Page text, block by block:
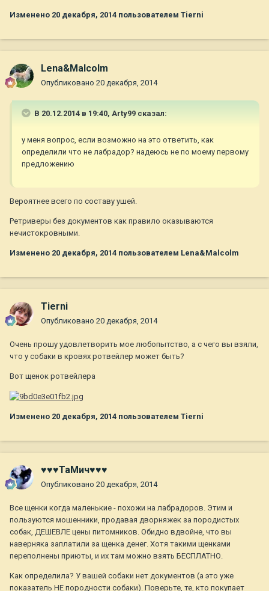
Изменено 20 декабря, 2014 пользователем Tierni
Lena&Malcolm
Опубликовано 20 декабря, 2014
В 20.12.2014 в 19:40, Arty99 сказал:
у меня вопрос, если возможно на это ответить, как
определили что не лабрадор? надеюсь не по моему первому
предложению
Вероятнее всего по составу ушей.
Ретриверы без документов как правило оказываются
нечистокровными.
Изменено 20 декабря, 2014 пользователем Lena&Malcolm
Tierni
Опубликовано 20 декабря, 2014
Очень прошу удовлетворить мое любопытство, а с чего вы взяли,
что у собаки в кровях ротвейлер может быть?
Вот щенок ротвейлера
Изменено 20 декабря, 2014 пользователем Tierni
♥♥♥ТаМич♥♥♥
Опубликовано 20 декабря, 2014
Все щенки когда маленькие - похожи на лабрадоров. Этим и
пользуются мошенники, продавая дворняжек за породистых
собак, ДЕШЕВЛЕ цены питомников. Обидно вдвойне, что вы
наверняка заплатили за щенка денег. Хотя такими щенками
переполнены приюты, и их там можно взять БЕСПЛАТНО.
Как определила? У вашей собаки нет документов (а это уже
показатель НЕ породности собаки). Поверьте, те, кто покупает